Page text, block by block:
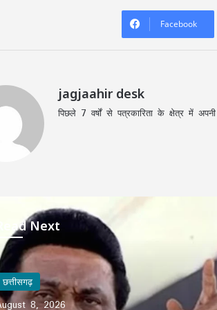
Facebook
jagjaahir desk
पिछले 7 वर्षों से पत्रकारिता के क्षेत्र में
Read Next
छत्तीसगढ़
8, 2026